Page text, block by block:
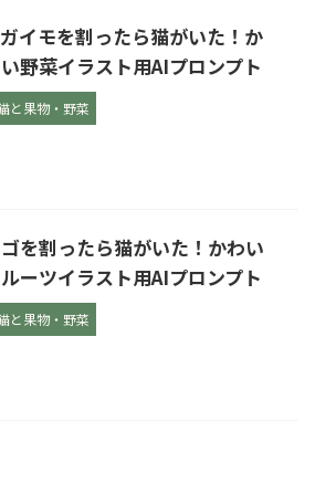
イモを割ったら猫がいた！か
野菜イラスト用AIプロンプト
と果物・野菜
を割ったら猫がいた！かわい
ーツイラスト用AIプロンプト
と果物・野菜